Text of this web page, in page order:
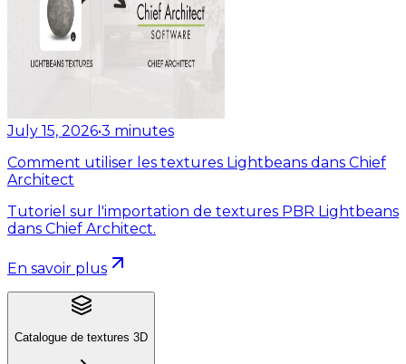
July 15, 2026•3 minutes
Comment utiliser les textures Lightbeans dans Chief
Architect
Tutoriel sur l'importation de textures PBR Lightbeans
dans Chief Architect.
En savoir plus
Catalogue de textures 3D